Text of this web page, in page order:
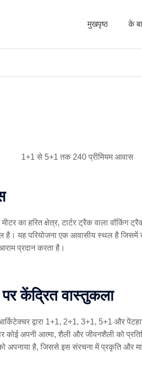
मुखपृष्ठ के
1+1 से 5+1 तक 240 प्रीमियम आवास
का हरित क्षेत्र, टार्टर ट्रैक वाला वॉकिंग
है। यह परियोजना एक आवासीय स्थल है जिसमें
प्रदान करता है।
केंद्रित वास्तुकला
द्वारा 1+1, 2+1, 3+1, 5+1 और
कोई अपनी आत्मा, शैली और जीवनशैली को
अपनाया है, जिससे इस संरचना में प्रकृति और